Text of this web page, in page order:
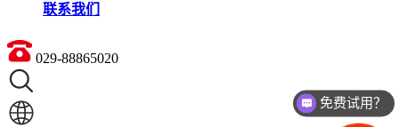
联系我们
029-88865020
免费试用？